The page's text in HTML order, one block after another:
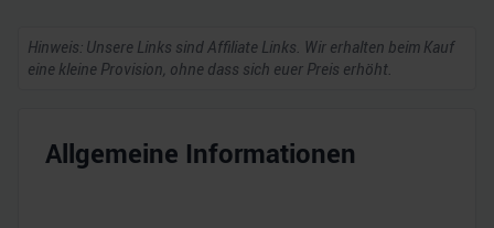
Hinweis: Unsere Links sind Affiliate Links. Wir erhalten beim Kauf
eine kleine Provision, ohne dass sich euer Preis erhöht.
Allgemeine Informationen